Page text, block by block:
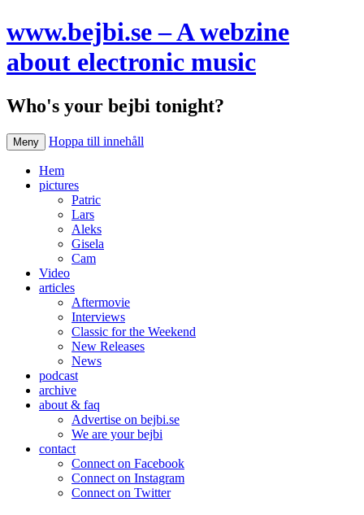
www.bejbi.se – A webzine
about electronic music
Who's your bejbi tonight?
Meny Hoppa till innehåll
Hem
pictures
Patric
Lars
Aleks
Gisela
Cam
Video
articles
Aftermovie
Interviews
Classic for the Weekend
New Releases
News
podcast
archive
about & faq
Advertise on bejbi.se
We are your bejbi
contact
Connect on Facebook
Connect on Instagram
Connect on Twitter